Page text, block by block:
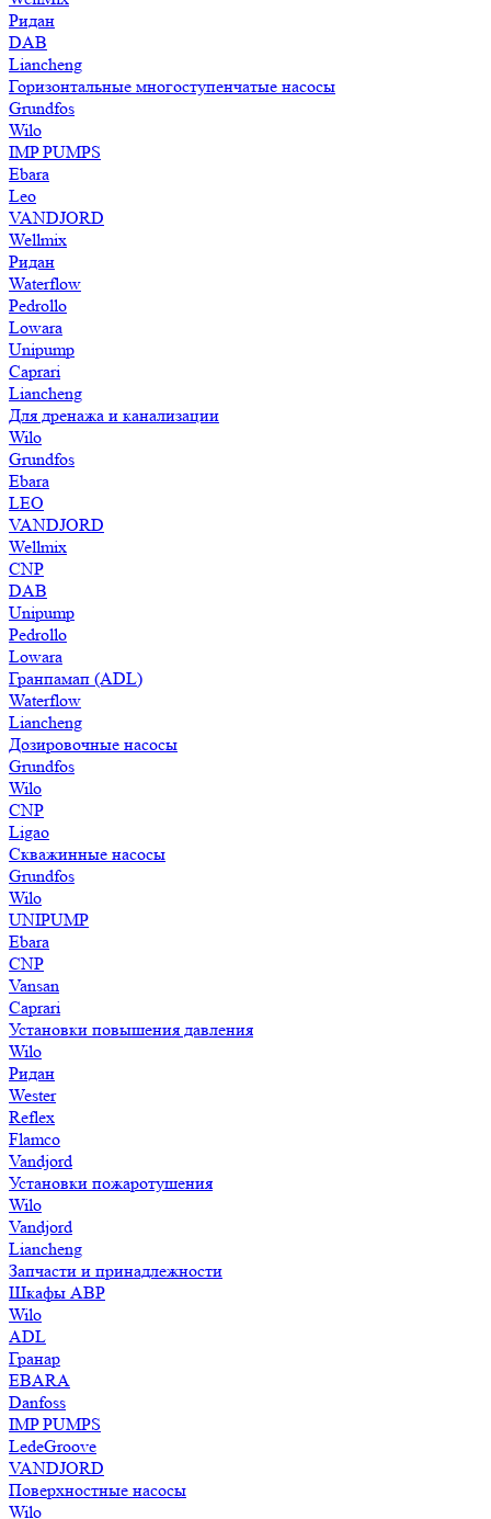
Ридан
DAB
Liancheng
Горизонтальные многоступенчатые насосы
Grundfos
Wilo
IMP PUMPS
Ebara
Leo
VANDJORD
Wellmix
Ридан
Waterflow
Pedrollo
Lowara
Unipump
Caprari
Liancheng
Для дренажа и канализации
Wilo
Grundfos
Ebara
LEO
VANDJORD
Wellmix
CNP
DAB
Unipump
Pedrollo
Lowara
Гранпамап (ADL)
Waterflow
Liancheng
Дозировочные насосы
Grundfos
Wilo
CNP
Ligao
Скважинные насосы
Grundfos
Wilo
UNIPUMP
Ebara
CNP
Vansan
Caprari
Установки повышения давления
Wilo
Ридан
Wester
Reflex
Flamco
Vandjord
Установки пожаротушения
Wilo
Vandjord
Liancheng
Запчасти и принадлежности
Шкафы АВР
Wilo
ADL
Гранар
EBARA
Danfoss
IMP PUMPS
LedeGroove
VANDJORD
Поверхностные насосы
Wilo